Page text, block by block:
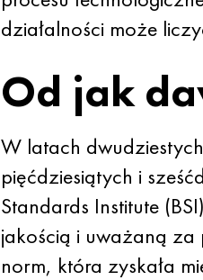
działalności może
Od jak
W latach
pięćdziesiątych i
Standards Institute
jakością i uważaną
norm, która zyskała